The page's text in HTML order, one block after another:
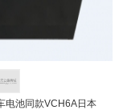
电池同款VCH6A日本